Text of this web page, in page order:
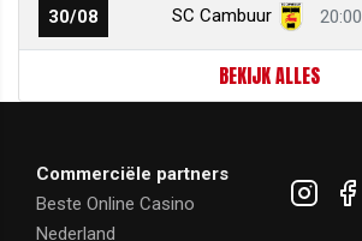
30/08 SC Cambuur 20:00
BEKIJK ALLES
Commerciële partners
Beste Online Casino
Nederland